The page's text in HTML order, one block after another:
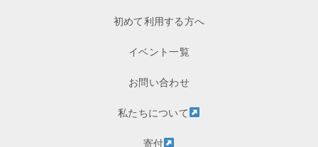
初めて利用する方へ
イベント一覧
お問い合わせ
私たちについて
寄付